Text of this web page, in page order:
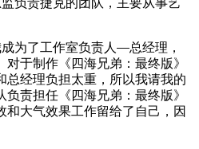
为了工作室负责人——总经理，
于制作《四海兄弟：最终版》
总经理负担太重，所以我请我的
负责担任《四海兄弟：最终版》
和大气效果工作留给了自己，因